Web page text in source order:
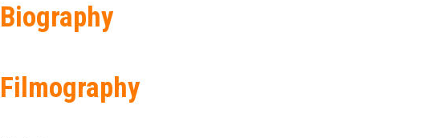
Biography
Filmography